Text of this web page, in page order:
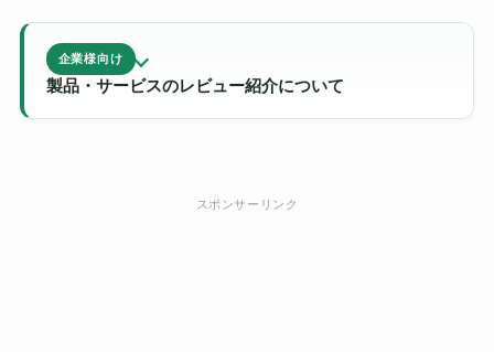
企業様向け
製品・サービスのレビュー紹介について